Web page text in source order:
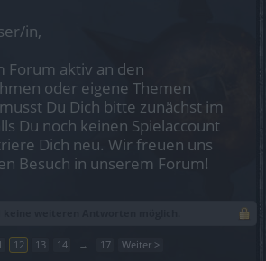
in,
Forum aktiv an den
oder eigene Themen
Du Dich bitte zunächst im
Du noch keinen Spielaccount
Dich neu. Wir freuen uns
Besuch in unserem Forum!
12 13 14 → 17 Weiter >